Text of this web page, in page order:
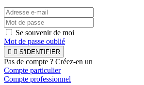
Se souvenir de moi
Mot de passe oublié
  S'IDENTIFIER
Pas de compte ? Créez-en un
Compte particulier
Compte professionnel